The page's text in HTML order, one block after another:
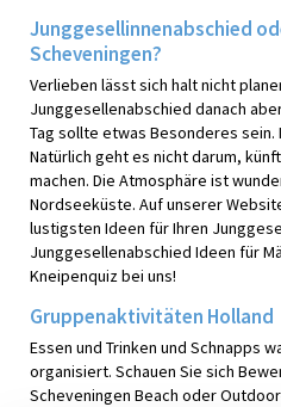
Junggesellinnenabschied
Scheveningen?
Verlieben lässt sich halt nicht
Junggesellenabschied danach
Tag sollte etwas Besonderes sein.
Natürlich geht es nicht darum,
machen. Die Atmosphäre ist
Nordseeküste. Auf unserer
lustigsten Ideen für Ihren
Junggesellenabschied Ideen für
Kneipenquiz bei uns!
Gruppenaktivitäten Holland
Essen und Trinken und Schnapps
organisiert. Schauen Sie sich
Scheveningen Beach oder